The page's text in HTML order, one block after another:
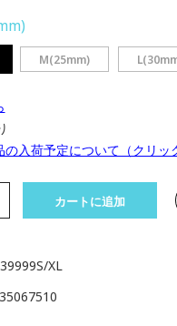
M(25mm)
入荷予定について（クリッ
カートに追加
XL